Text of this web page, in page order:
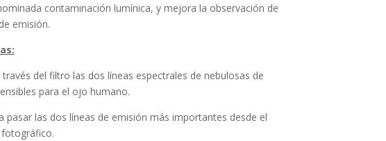
contaminación lumínica, y mejora la observación de
emisión.
del filtro las dos líneas espectrales de nebulosas de
para el ojo humano.
pasar las dos líneas de emisión más importantes desde el